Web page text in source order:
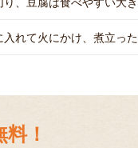
れて火にかけ、煮立っ
！